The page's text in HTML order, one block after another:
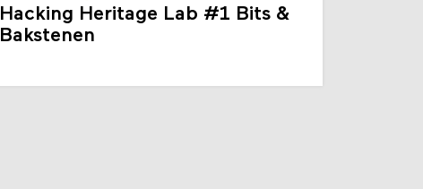
future heritage lab
Hacking Heritage Lab #1 Bits &